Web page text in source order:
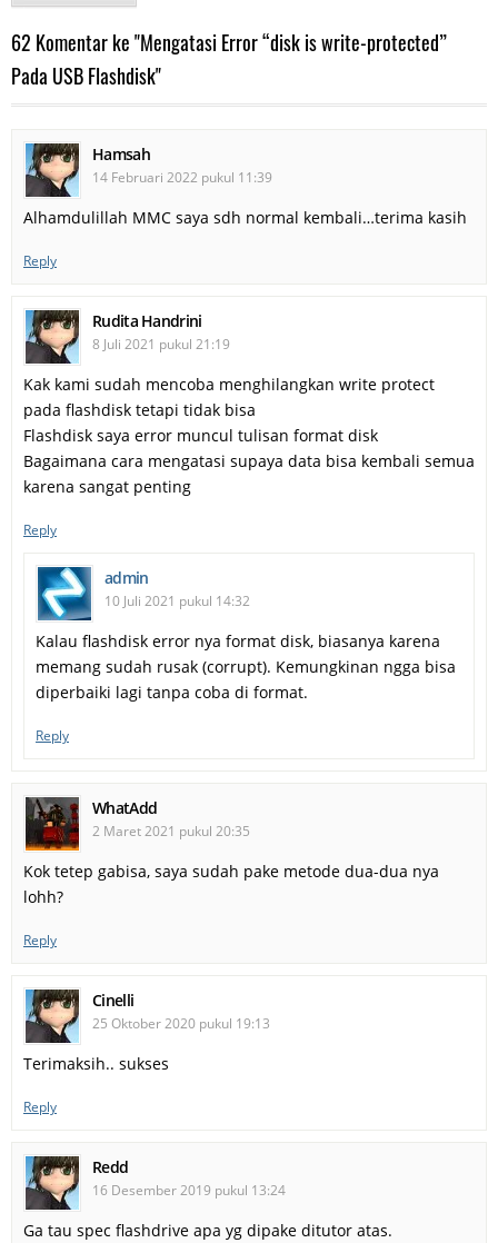
62 Komentar ke "Mengatasi Error “disk is write-protected”
Pada USB Flashdisk"
Hamsah
14 Februari 2022 pukul 11:39
Alhamdulillah MMC saya sdh normal kembali…terima kasih
Reply
Rudita Handrini
8 Juli 2021 pukul 21:19
Kak kami sudah mencoba menghilangkan write protect
pada flashdisk tetapi tidak bisa
Flashdisk saya error muncul tulisan format disk
Bagaimana cara mengatasi supaya data bisa kembali semua
karena sangat penting
Reply
admin
10 Juli 2021 pukul 14:32
Kalau flashdisk error nya format disk, biasanya karena
memang sudah rusak (corrupt). Kemungkinan ngga bisa
diperbaiki lagi tanpa coba di format.
Reply
WhatAdd
2 Maret 2021 pukul 20:35
Kok tetep gabisa, saya sudah pake metode dua-dua nya
lohh?
Reply
Cinelli
25 Oktober 2020 pukul 19:13
Terimaksih.. sukses
Reply
Redd
16 Desember 2019 pukul 13:24
Ga tau spec flashdrive apa yg dipake ditutor atas.